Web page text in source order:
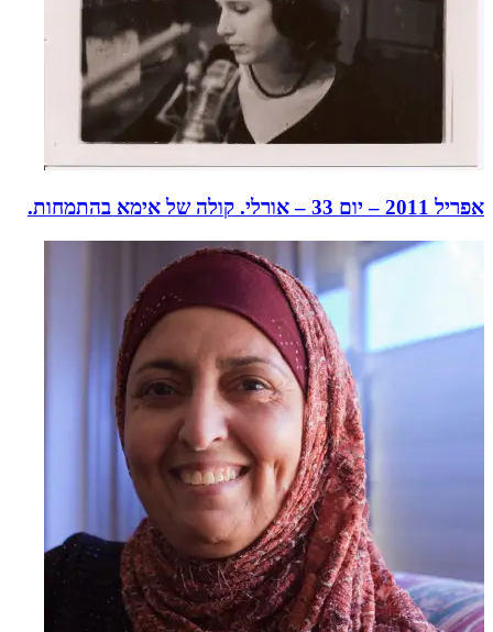
אפריל 2011 – יום 33 – אורלי. קולה של אימא בהתמחות.